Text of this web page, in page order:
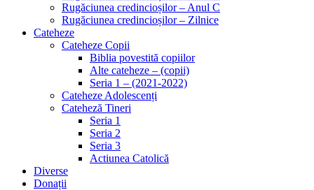
Rugăciunea credincioșilor – Anul C
Rugăciunea credincioșilor – Zilnice
Cateheze
Cateheze Copii
Biblia povestită copiilor
Alte cateheze – (copii)
Seria 1 – (2021-2022)
Cateheze Adolescenți
Cateheză Tineri
Seria 1
Seria 2
Seria 3
Actiunea Catolică
Diverse
Donații